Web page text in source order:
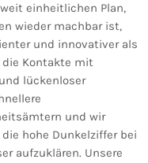
einheitlichen Plan,
wieder machbar ist,
und innovativer als
die Kontakte mit
lückenloser
und wir
hohe Dunkelziffer bei
aufzuklären. Unsere